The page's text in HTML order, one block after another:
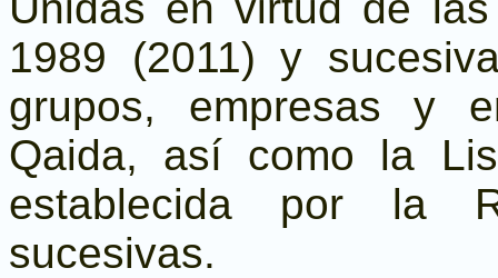
1989 (2011) y
grupos, empresas y
Qaida, así como la
establecida por la
sucesivas.